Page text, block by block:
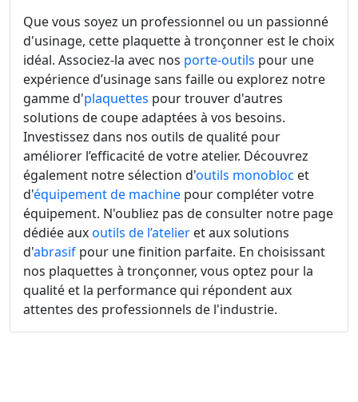
Que vous soyez un professionnel ou un passionné
d'usinage, cette plaquette à tronçonner est le choix
idéal. Associez-la avec nos porte-outils pour une
expérience d’usinage sans faille ou explorez notre
gamme d'plaquettes pour trouver d'autres
solutions de coupe adaptées à vos besoins.
Investissez dans nos outils de qualité pour
améliorer l’efficacité de votre atelier. Découvrez
également notre sélection d'outils monobloc et
d'équipement de machine pour compléter votre
équipement. N'oubliez pas de consulter notre page
dédiée auxoutils de l’atelier et aux solutions
d'abrasif pour une finition parfaite. En choisissant
nos plaquettes à tronçonner, vous optez pour la
qualité et la performance qui répondent aux
attentes des professionnels de l'industrie.